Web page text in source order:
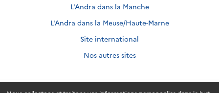
L'Andra dans la Manche
L'Andra dans la Meuse/Haute-Marne
Site international
Nos autres sites